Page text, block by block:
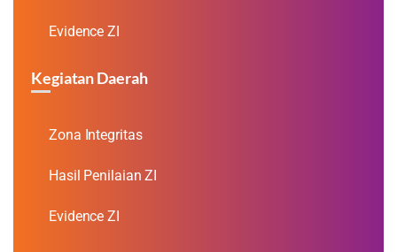
Evidence ZI
Kegiatan Daerah
Zona Integritas
Hasil Penilaian ZI
Evidence ZI